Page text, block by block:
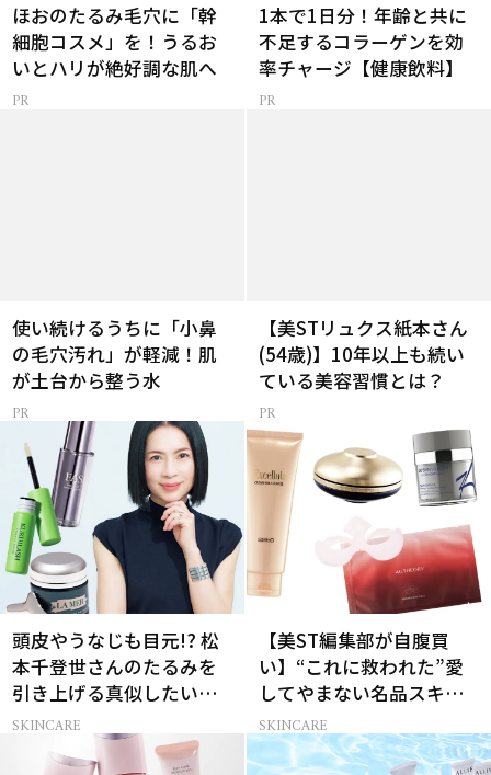
ほおのたるみ毛穴に「幹
細胞コスメ」を！うるお
いとハリが絶好調な肌へ
1本で1日分！年齢と共に
不足するコラーゲンを効
率チャージ【健康飲料】
使い続けるうちに「小鼻
の毛穴汚れ」が軽減！肌
が土台から整う水
【美STリュクス紙本さん
(54歳)】10年以上も続い
ている美容習慣とは？
頭皮やうなじも目元!? 松
本千登世さんのたるみを
引き上げる真似したい習
慣
SKINCARE
【美ST編集部が自腹買
い】“これに救われた”愛
してやまない名品スキン
ケア6選
SKINCARE